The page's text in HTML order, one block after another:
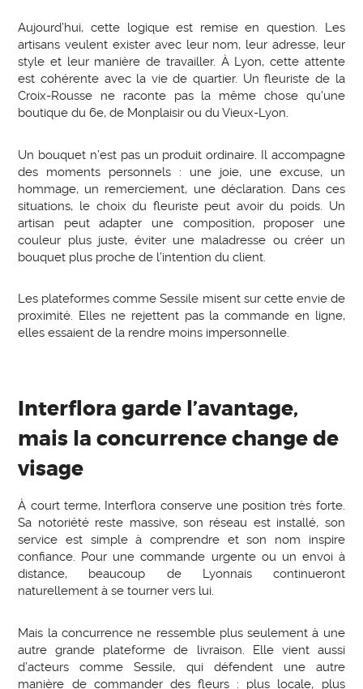
Aujourd’hui, cette logique est remise en question. Les
artisans veulent exister avec leur nom, leur adresse, leur
style et leur manière de travailler. À Lyon, cette attente
est cohérente avec la vie de quartier. Un fleuriste de la
Croix-Rousse ne raconte pas la même chose qu’une
boutique du 6e, de Monplaisir ou du Vieux-Lyon.
Un bouquet n’est pas un produit ordinaire. Il accompagne
des moments personnels : une joie, une excuse, un
hommage, un remerciement, une déclaration. Dans ces
situations, le choix du fleuriste peut avoir du poids. Un
artisan peut adapter une composition, proposer une
couleur plus juste, éviter une maladresse ou créer un
bouquet plus proche de l’intention du client.
Les plateformes comme Sessile misent sur cette envie de
proximité. Elles ne rejettent pas la commande en ligne,
elles essaient de la rendre moins impersonnelle.
Interflora garde l’avantage,
mais la concurrence change de
visage
À court terme, Interflora conserve une position très forte.
Sa notoriété reste massive, son réseau est installé, son
service est simple à comprendre et son nom inspire
confiance. Pour une commande urgente ou un envoi à
distance, beaucoup de Lyonnais continueront
naturellement à se tourner vers lui.
Mais la concurrence ne ressemble plus seulement à une
autre grande plateforme de livraison. Elle vient aussi
d’acteurs comme Sessile, qui défendent une autre
manière de commander des fleurs : plus locale, plus